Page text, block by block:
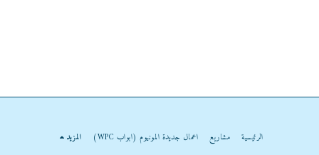
الرئيسية مشاريع اعمال جديدة المونيوم (ابواب WPC) المزيد